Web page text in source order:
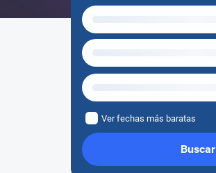
Ver fechas más baratas
Buscar